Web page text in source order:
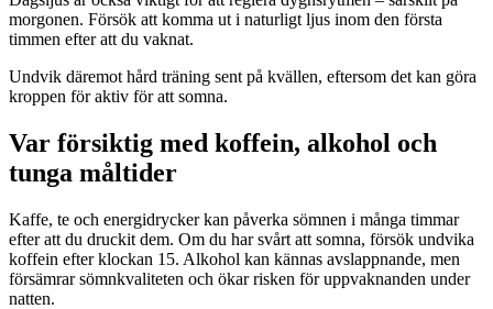
morgonen. Försök att komma ut i naturligt ljus inom den första
timmen efter att du vaknat.
Undvik däremot hård träning sent på kvällen, eftersom det kan göra
kroppen för aktiv för att somna.
Var försiktig med koffein, alkohol och
tunga måltider
Kaffe, te och energidrycker kan påverka sömnen i många timmar
efter att du druckit dem. Om du har svårt att somna, försök undvika
koffein efter klockan 15. Alkohol kan kännas avslappnande, men
försämrar sömnkvaliteten och ökar risken för uppvaknanden under
natten.